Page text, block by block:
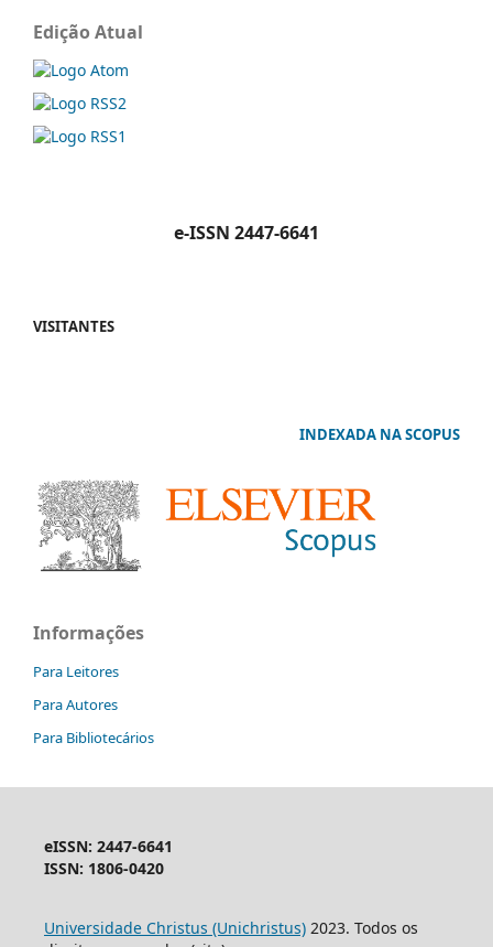
Edição Atual
e-ISSN 2447-6641
VISITANTES
INDEXADA NA SCOPUS
Informações
Para Leitores
Para Autores
Para Bibliotecários
eISSN: 2447-6641
ISSN: 1806-0420
Universidade Christus (Unichristus)2023. Todos os